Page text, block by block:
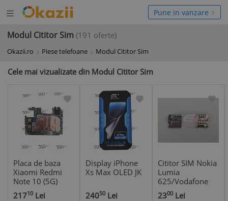
Deschide
meniul
Pune in vanzare
Modul Cititor Sim (191 oferte)
Okazii.ro Piese telefoane Modul Cititor Sim
Cele mai vizualizate din Modul Cititor Sim
Placa de baza
Xiaomi Redmi
Note 10 (5G)
64GB
21710 Lei
Display iPhone
Xs Max OLED JK
24050 Lei
Cititor SIM Nokia
Lumia
625/Vodafone
889 original
2300 Lei